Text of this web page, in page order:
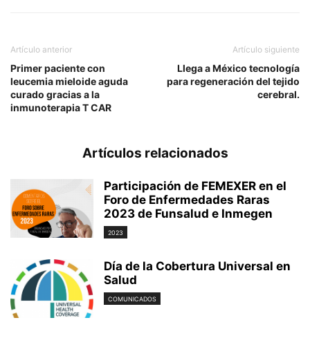
Artículo anterior
Primer paciente con
leucemia mieloide aguda
curado gracias a la
inmunoterapia T CAR
Artículo siguiente
Llega a México tecnología
para regeneración del tejido
cerebral.
Artículos relacionados
Participación de FEMEXER en el
Foro de Enfermedades Raras
2023 de Funsalud e Inmegen
2023
Día de la Cobertura Universal en
Salud
COMUNICADOS